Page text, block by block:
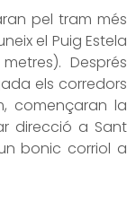
pel tram més
el Puig Estela
Després
els corredors
començaran la
direcció a Sant
bonic corriol a